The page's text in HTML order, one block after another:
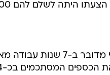
לשלם להם 10,000 שקל.
עוה"ד כמובן רוצים קצת יותר. הם